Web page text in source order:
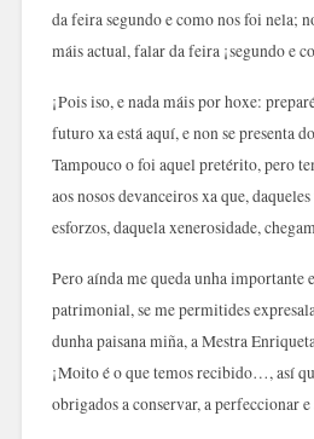
da feira segundo e como nos foi nela;
máis actual, falar da feira ¡segundo e
¡Pois iso, e nada máis por hoxe:
futuro xa está aquí, e non se presenta
Tampouco o foi aquel pretérito, pero
aos nosos devanceiros xa que,
esforzos, daquela xenerosidade,
Pero aínda me queda unha importante
patrimonial, se me permitides
dunha paisana miña, a Mestra
¡Moito é o que temos recibido…, así
obrigados a conservar, a perfeccionar